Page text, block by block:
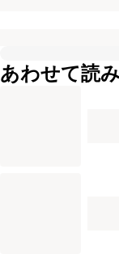
あわせて読